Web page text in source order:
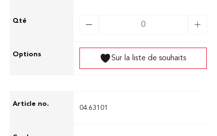
Sur la liste de souhaits
04.63101